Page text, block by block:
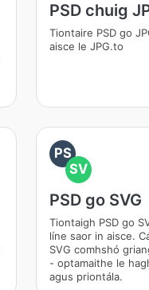
PSD chuig
Tiontaire PSD go
aisce le JPG.to
PS
SV
PSD go SVG
Tiontaigh PSD go
líne saor in aisce.
SVG comhshó
- optamaithe le
agus priontála.